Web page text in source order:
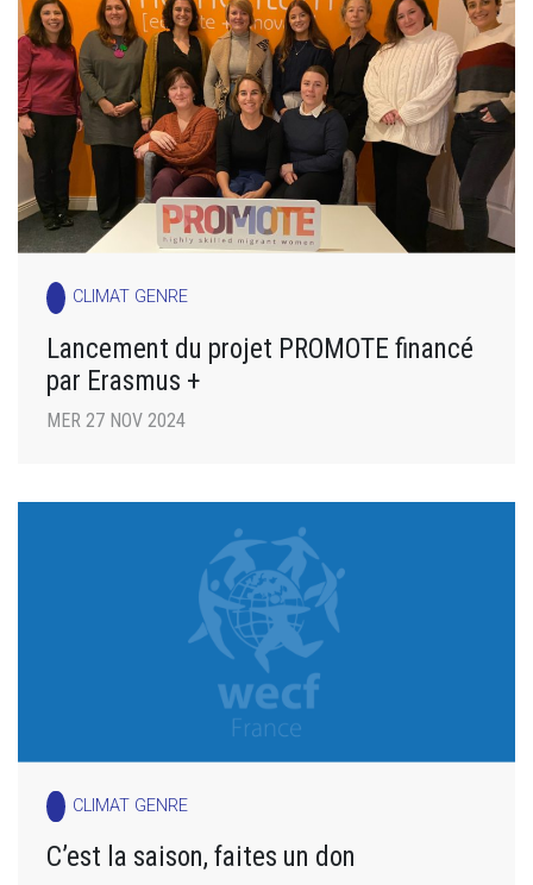
CLIMAT GENRE
Lancement du projet PROMOTE financé
par Erasmus +
MER 27 NOV 2024
CLIMAT GENRE
C’est la saison, faites un don